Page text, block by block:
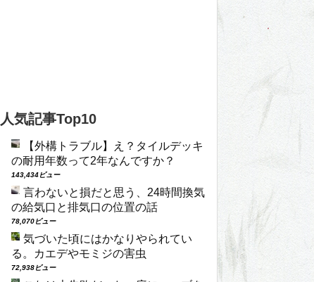
人気記事Top10
【外構トラブル】え？タイルデッキ
の耐用年数って2年なんですか？
143,434ビュー
言わないと損だと思う、24時間換気
の給気口と排気口の位置の話
78,070ビュー
気づいた頃にはかなりやられてい
る。カエデやモミジの害虫
72,938ビュー